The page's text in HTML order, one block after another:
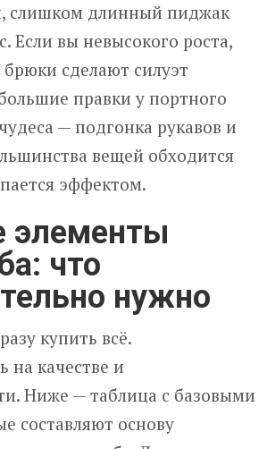
слишком длинный пиджак
Если вы невысокого роста,
сделают силуэт
правки у портного
— подгонка рукавов и
вещей обходится
эффектом.
элементы
что
нужно
купить всё.
на качестве и
Ниже — таблица с базовыми
составляют основу